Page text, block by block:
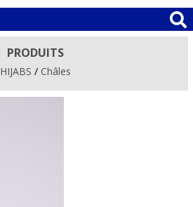
PRODUITS
HIJABS / Châles